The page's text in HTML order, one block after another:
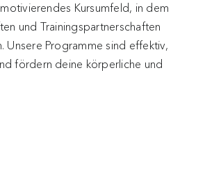
Kursumfeld, in dem
und Trainingspartnerschaften
Unsere Programme sind effektiv,
fördern deine körperliche und